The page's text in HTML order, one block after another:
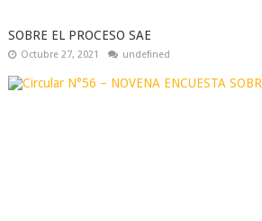
SOBRE EL PROCESO SAE
Octubre 27, 2021 undefined